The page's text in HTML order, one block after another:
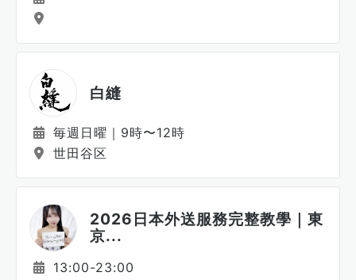
白縫
毎週日曜｜9時〜12時
世田谷区
2026日本外送服務完整教學｜東
京...
13:00-23:00